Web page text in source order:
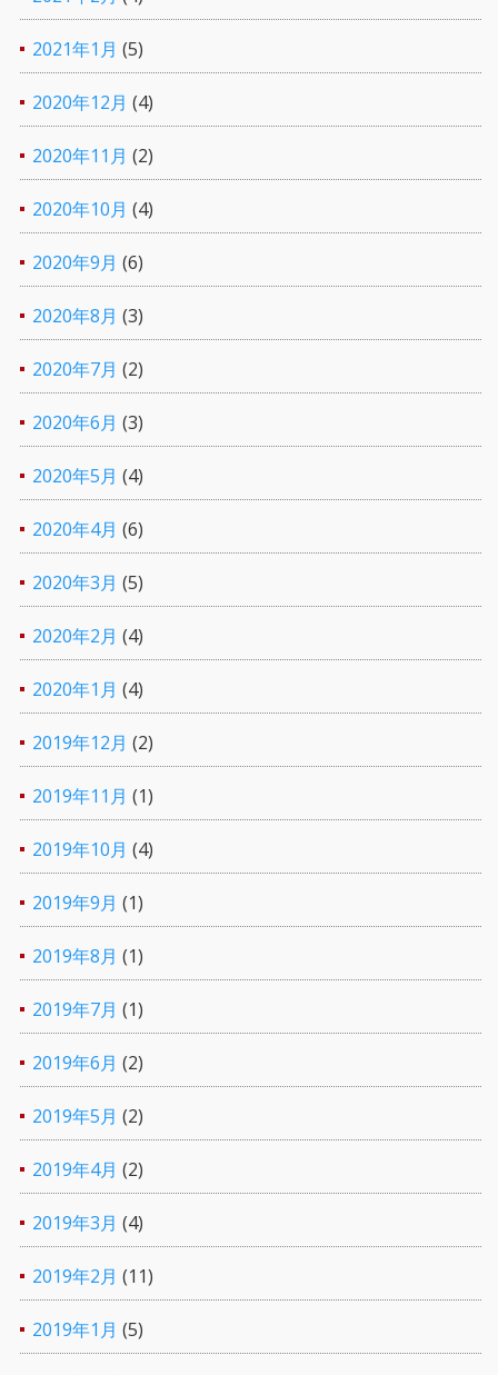
2021年1月 (5)
2020年12月 (4)
2020年11月 (2)
2020年10月 (4)
2020年9月 (6)
2020年8月 (3)
2020年7月 (2)
2020年6月 (3)
2020年5月 (4)
2020年4月 (6)
2020年3月 (5)
2020年2月 (4)
2020年1月 (4)
2019年12月 (2)
2019年11月 (1)
2019年10月 (4)
2019年9月 (1)
2019年8月 (1)
2019年7月 (1)
2019年6月 (2)
2019年5月 (2)
2019年4月 (2)
2019年3月 (4)
2019年2月 (11)
2019年1月 (5)